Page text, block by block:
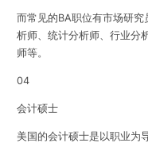
而常见的BA职位有市场研
析师、统计分析师、行业分
师等。
04
会计硕士
美国的会计硕士是以职业为